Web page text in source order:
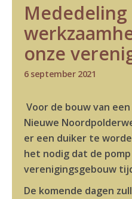
Mededeling
onze
6 september 2021
Voor de bouw van
Nieuwe
er een duiker te
het nodig dat de
verenigingsgebouw
De komende dagen